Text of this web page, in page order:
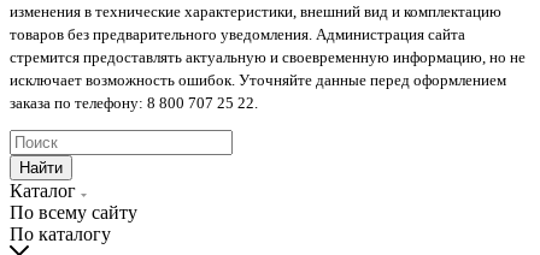
изменения в технические характеристики, внешний вид и комплектацию
товаров без предварительного уведомления. Администрация сайта
стремится предоставлять актуальную и своевременную информацию, но не
исключает возможность ошибок. Уточняйте данные перед оформлением
заказа по телефону: 8 800 707 25 22.
Найти
Каталог
По всему сайту
По каталогу